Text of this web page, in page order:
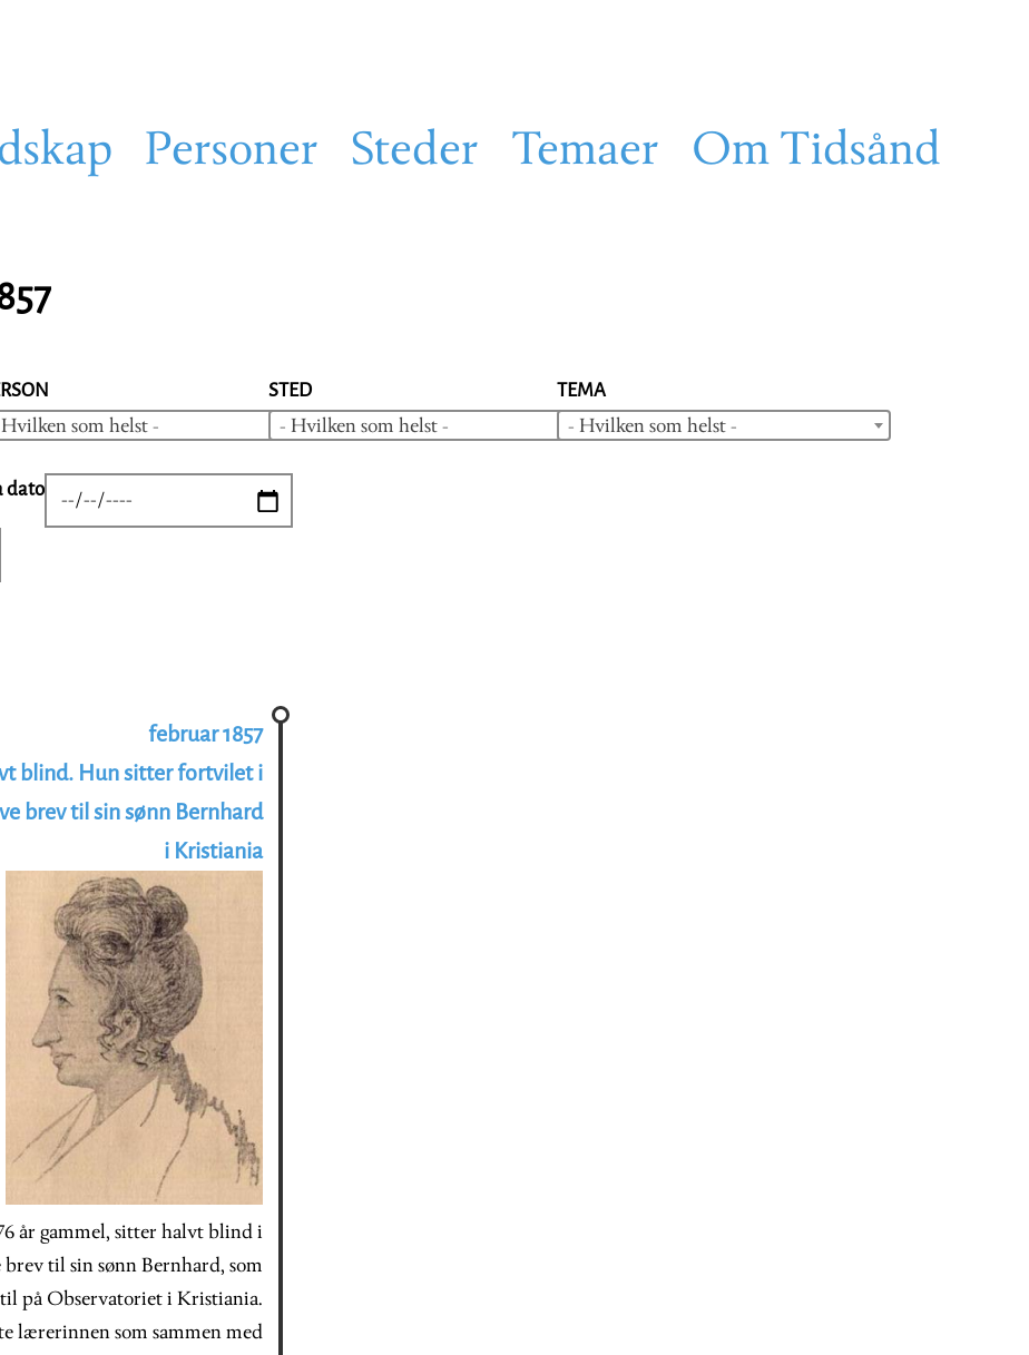
Personer Steder Temaer Om Tidsånd
som helst -
STED
- Hvilken som helst -
TEMA
- Hvilken som helst -
dato DATE
februar 1857
blind. Hun sitter fortvilet i
brev til sin sønn Bernhard
i Kristiania
år gammel, sitter halvt blind i
til sin sønn Bernhard, som
på Observatoriet i Kristiania.
lærerinnen som sammen med